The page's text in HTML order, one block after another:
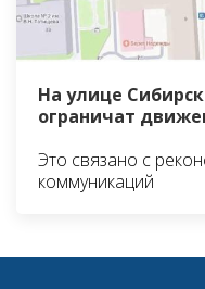
На улице
ограничат
Это связано с
коммуникаций